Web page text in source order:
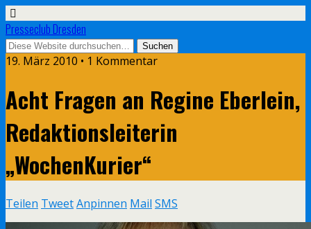
Presseclub Dresden
19. März 2010 • 1 Kommentar
Acht Fragen an Regine Eberlein,
Redaktionsleiterin
„WochenKurier“
Teilen TweetAnpinnen Mail SMS